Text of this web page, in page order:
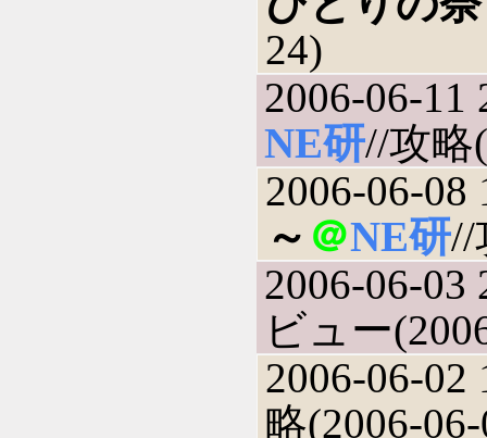
24)
2006-06-11
NE研//攻略
2006-06-08
～ ＠NE研//
2006-06-03
ビュー
2006-06-02
略(2006-